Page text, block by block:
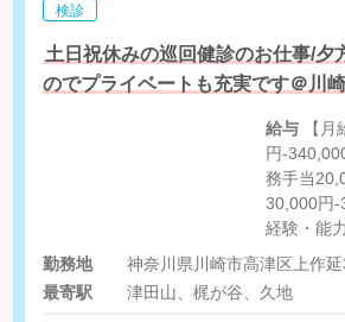
検診
土日祝休みの巡回健診のお仕事/夕
のでプライベートも充実です＠川
給与
円-
務手当
30,000円
経験・能
勤務地
神奈川県川崎市高津区上作
最寄駅
津田山、梶が谷、久地